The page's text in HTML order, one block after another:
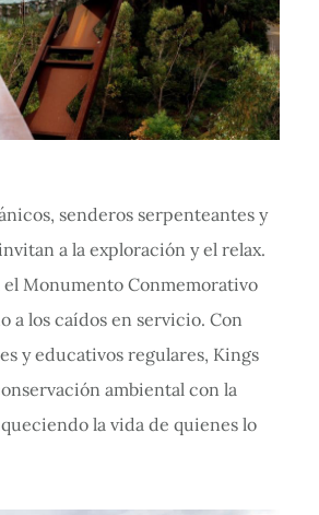
senderos serpenteantes y
a la exploración y el relax.
el Monumento Conmemorativo
a los caídos en servicio. Con
y educativos regulares, Kings
ambiental con la
la vida de quienes lo